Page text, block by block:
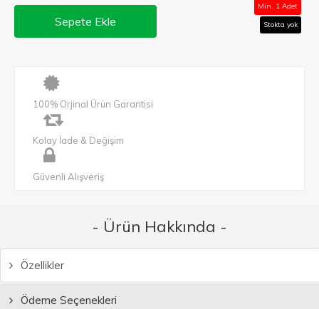
Sepete Ekle
Min. 1 Adet
Stokta yok
100% Orjinal Ürün Garantisi
Kolay İade & Değişim
Güvenli Alışveriş
- Ürün Hakkında -
Özellikler
Ödeme Seçenekleri